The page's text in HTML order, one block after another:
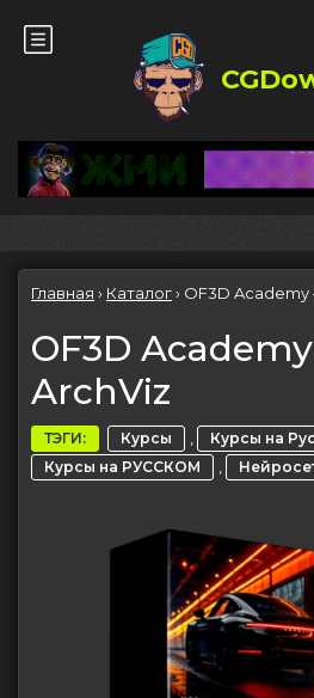
Главная › Каталог› OF3D
OF3D
ArchViz
ТЭГИ: Курсы , Курсы на
Курсы на РУССКОМ ,